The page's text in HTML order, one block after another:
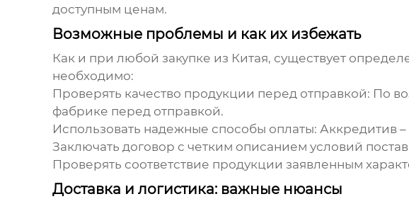
доступным ценам.
Возможные проблемы и как их избежать
Как и при любой закупке из Китая, существует
необходимо:
Проверять качество продукции перед отправкой: По
фабрике перед отправкой.
Использовать надежные способы оплаты: Аккредитив
Заключать договор с четким описанием условий
Проверять соответствие продукции заявленным
Доставка и логистика: важные нюансы